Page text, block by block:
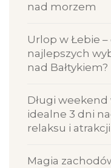
nad morzem
Urlop w Łebie
najlepszych
nad Bałtykiem?
Długi weekend
idealne 3 dni
relaksu i atrakcji
Magia